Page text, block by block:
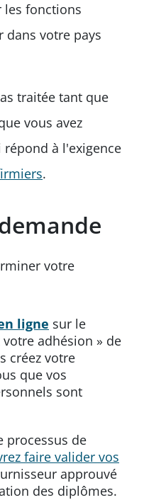
les fonctions
votre pays
traitée tant que
vous avez
à l'exigence
.
votre
ligne sur le
adhésion » de
créez votre
que vos
sont
processus de
faire valider vos
approuvé
des diplômes.